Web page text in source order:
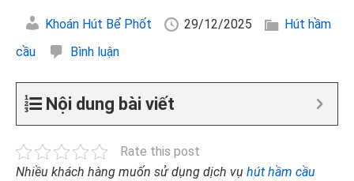
Khoán Hút Bể Phốt 29/12/2025
Hút hầm
cầu
Bình luận
Nội dung bài viết
Rate this post
Nhiều khách hàng muốn sử dụng dịch vụ hút hầm cầu